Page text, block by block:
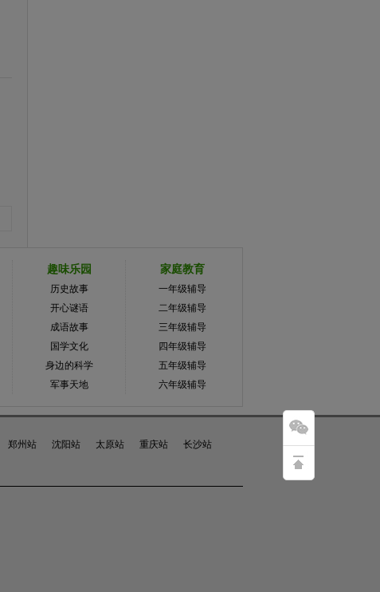
趣味乐园
历史故事
开心谜语
成语故事
国学文化
身边的科学
军事天地
家庭教育
一年级辅导
二年级辅导
三年级辅导
四年级辅导
五年级辅导
六年级辅导
郑州站 沈阳站 太原站 重庆站
长沙站